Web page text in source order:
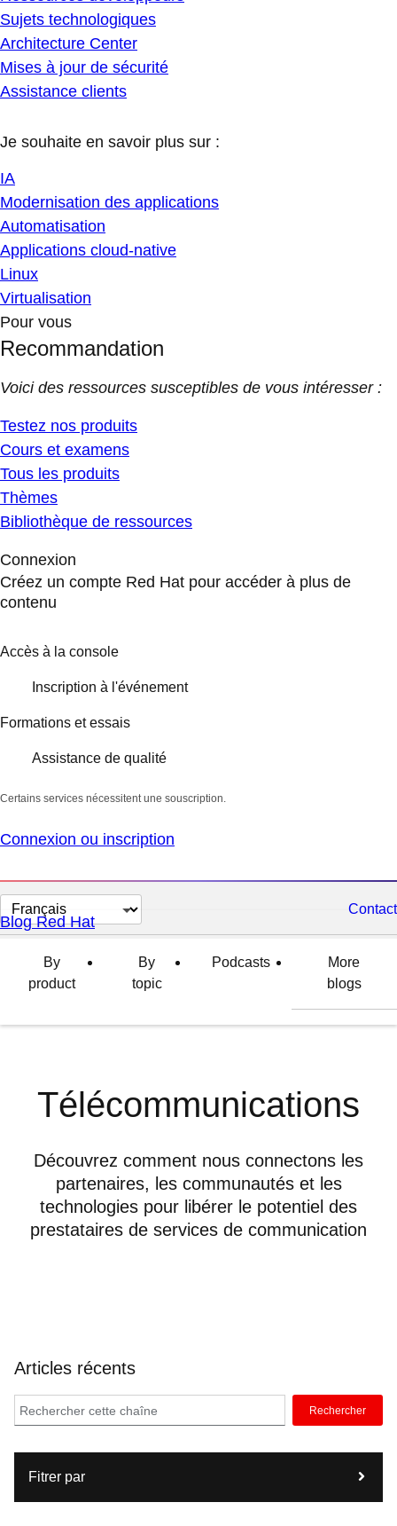
Sujets technologiques
Architecture Center
Mises à jour de sécurité
Assistance clients
Je souhaite en savoir plus sur :
IA
Modernisation des applications
Automatisation
Applications cloud-native
Linux
Virtualisation
Pour vous
Recommandation
Voici des ressources susceptibles de vous intéresser :
Testez nos produits
Cours et examens
Tous les produits
Thèmes
Bibliothèque de ressources
Connexion
Créez un compte Red Hat pour accéder à plus de
contenu
Accès à la console
Inscription à l'événement
Formations et essais
Assistance de qualité
Certains services nécessitent une souscription.
Connexion ou inscription
Changer
la
langue
Contact
Blog Red Hat
By
product
By
topic
Podcasts
More
blogs
Télécommunications
Découvrez comment nous connectons les
partenaires, les communautés et les
technologies pour libérer le potentiel des
prestataires de services de communication
Articles récents
Rechercher
Fitrer par